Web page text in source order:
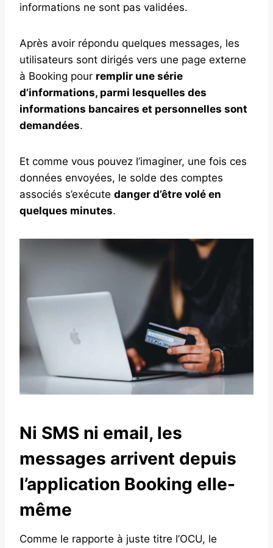
informations ne sont pas validées.
Après avoir répondu quelques messages, les
utilisateurs sont dirigés vers une page externe
à Booking pour remplir une série
d’informations, parmi lesquelles des
informations bancaires et personnelles sont
demandées.
Et comme vous pouvez l’imaginer, une fois ces
données envoyées, le solde des comptes
associés s’exécute danger d’être volé en
quelques minutes.
Ni SMS ni email, les
messages arrivent depuis
l’application Booking elle-
même
Comme le rapporte à juste titre l’OCU, le